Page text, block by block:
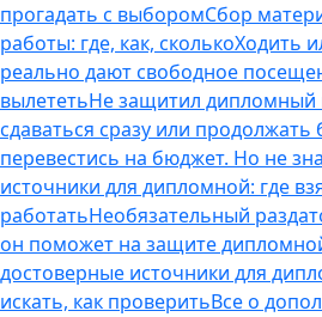
прогадать с выборомСбор
работы: где, как, сколькоХодить
реально дают свободное
вылететьНе защитил дипломный
сдаваться сразу или продолжать
перевестись на бюджет. Но не
источники для дипломной: где
работатьНеобязательный
он поможет на защите
достоверные источники для
искать, как проверитьВсе о